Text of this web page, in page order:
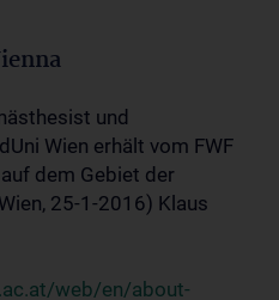
und
Wien erhält vom FWF
dem Gebiet der
25-1-2016) Klaus
web/en/about-